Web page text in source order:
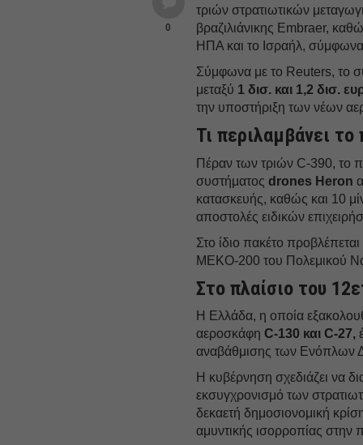
0
τριών στρατιωτικών
βραζιλιάνικης Embraer,
ΗΠΑ και το Ισραήλ, σύμφωνα
Σύμφωνα με το Reuters, το
μεταξύ 1 δισ. και 1,2 δισ.
την υποστήριξη των νέων
Τι περιλαμβάνει το
Πέραν των τριών C-390, το
συστήματοςdrones Heron
κατασκευής, καθώς και 10
αποστολές ειδικών
Στο ίδιο πακέτο
MEKO-200 του Πολεμικού
Στο πλαίσιο του
Η Ελλάδα, η οποία
αεροσκάφη C-130 και C-27,
αναβάθμισης των Ενόπλων
Η κυβέρνηση σχεδιάζει να
εκσυγχρονισμό των
δεκαετή δημοσιονομική
αμυντικής ισορροπίας στην